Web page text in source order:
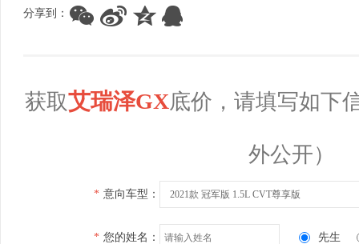
分享到：
获取艾瑞泽GX底价，请填写如下
外公开）
* 意向车型： 2021款 冠军版 1.5L CVT尊享版
* 您的姓名： 先生